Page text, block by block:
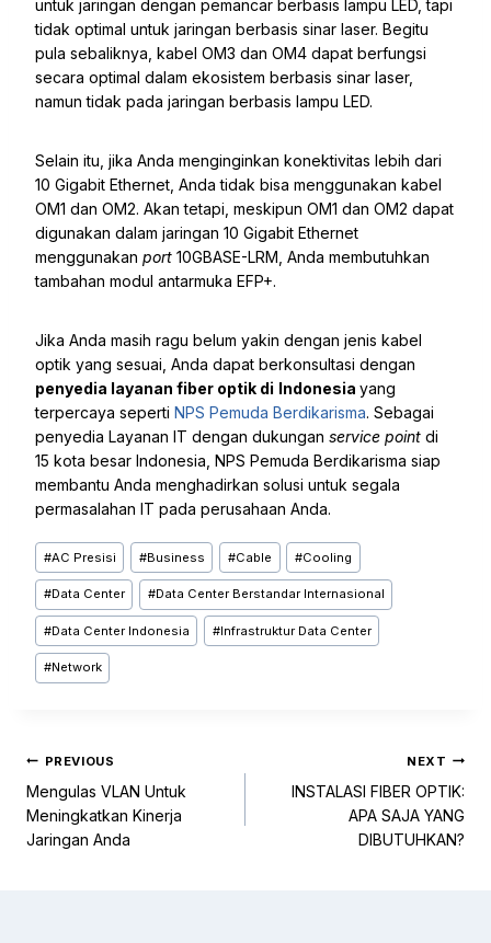
untuk jaringan dengan pemancar berbasis lampu LED, tapi
tidak optimal untuk jaringan berbasis sinar laser. Begitu
pula sebaliknya, kabel OM3 dan OM4 dapat berfungsi
secara optimal dalam ekosistem berbasis sinar laser,
namun tidak pada jaringan berbasis lampu LED.
Selain itu, jika Anda menginginkan konektivitas lebih dari
10 Gigabit Ethernet, Anda tidak bisa menggunakan kabel
OM1 dan OM2. Akan tetapi, meskipun OM1 dan OM2 dapat
digunakan dalam jaringan 10 Gigabit Ethernet
menggunakan port 10GBASE-LRM , Anda membutuhkan
tambahan modul antarmuka EFP+.
Jika Anda masih ragu belum yakin dengan jenis kabel
optik yang sesuai, Anda dapat berkonsultasi dengan
penyedia layanan fiber optik di Indonesia yang
terpercaya seperti NPS Pemuda Berdikarisma. Sebagai
penyedia Layanan IT dengan dukungan service point di
15 kota besar Indonesia, NPS Pemuda Berdikarisma siap
membantu Anda menghadirkan solusi untuk segala
permasalahan IT pada perusahaan Anda.
#AC Presisi #Business #Cable #Cooling
#Data Center #Data Center Berstandar Internasional
#Data Center Indonesia #Infrastruktur Data Center
#Network
PREVIOUS
Mengulas VLAN Untuk
Meningkatkan Kinerja
Jaringan Anda
NEXT
INSTALASI FIBER OPTIK:
APA SAJA YANG
DIBUTUHKAN?